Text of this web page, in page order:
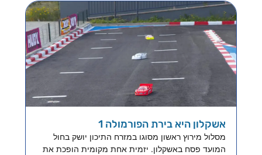
אשקלון היא בירת הפורמולה 1
מסלול מירוץ ראשון מסוגו במזרח התיכון יושק בחול
המועד פסח באשקלון. יזמית אחת מקומית הופכת את